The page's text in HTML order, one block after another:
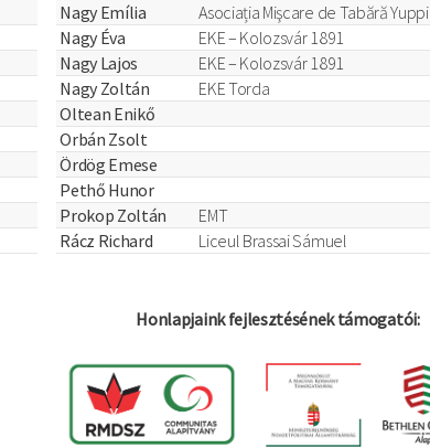
Nagy Emília
Asociația Mişcare de Tabără Yuppi
Nagy Éva
EKE – Kolozsvár 1891
Nagy Lajos
EKE – Kolozsvár 1891
Nagy Zoltán
EKE Torda
Oltean Enikő
Orbán Zsolt
Ördög Emese
Pethő Hunor
Prokop Zoltán
EMT
Rácz Richard
Liceul Brassai Sámuel
Honlapjaink fejlesztésének támogatói: